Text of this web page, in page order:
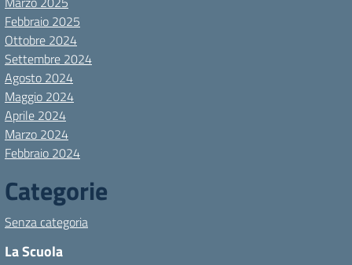
Febbraio 2025
Ottobre 2024
Settembre 2024
Agosto 2024
Maggio 2024
Aprile 2024
Marzo 2024
Febbraio 2024
Categorie
Senza categoria
La Scuola